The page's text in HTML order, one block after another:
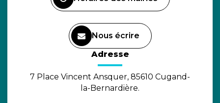
Nous écrire
(ouverture dans un nouvel
Adresse
7 Place Vincent Ansquer, 85610 Cugand-
la-Bernardière.